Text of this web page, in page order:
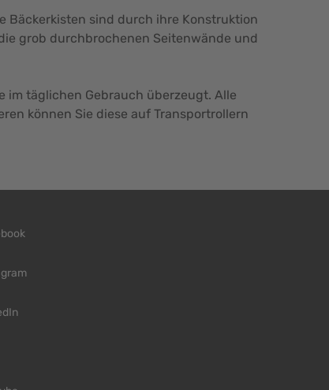
Bäckerkisten sind durch ihre Konstruktion
grob durchbrochenen Seitenwände und
täglichen Gebrauch überzeugt. Alle
können Sie diese auf Transportrollern